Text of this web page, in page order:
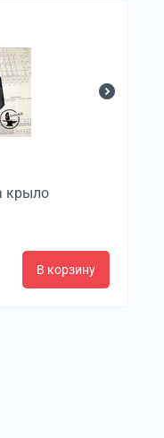
крыло
В корзину